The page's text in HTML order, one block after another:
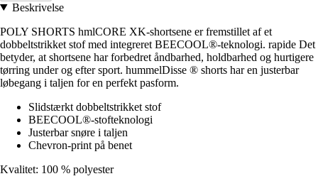
Beskrivelse
POLY SHORTS hmlCORE XK-shortsene er fremstillet af et
dobbeltstrikket stof med integreret BEECOOL®-teknologi. rapide Det
betyder, at shortsene har forbedret åndbarhed, holdbarhed og hurtigere
tørring under og efter sport. hummelDisse ® shorts har en justerbar
løbegang i taljen for en perfekt pasform.
Slidstærkt dobbeltstrikket stof
BEECOOL®-stofteknologi
Justerbar snøre i taljen
Chevron-print på benet
Kvalitet: 100 % polyester